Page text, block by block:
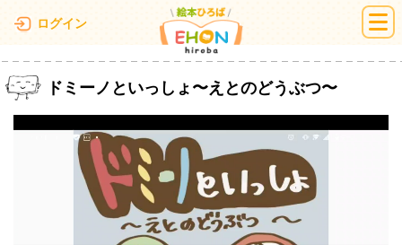
ログイン 絵本ひろば
ドミーノといっしょ〜えとのどうぶつ〜